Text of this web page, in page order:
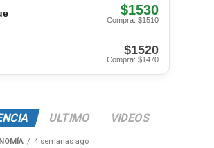
$1530
Compra: $1510
$1520
Compra: $1470
ULTIMO VIDEOS
4 semanas ago